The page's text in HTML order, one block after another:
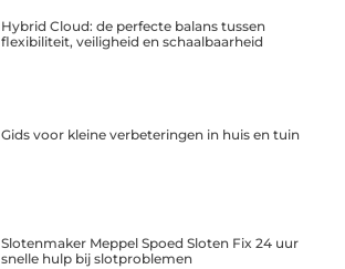
Hybrid Cloud: de perfecte balans tussen
flexibiliteit, veiligheid en schaalbaarheid
Gids voor kleine verbeteringen in huis en tuin
Slotenmaker Meppel Spoed Sloten Fix 24 uur
snelle hulp bij slotproblemen